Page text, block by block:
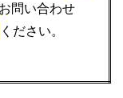
問い合わせ
ください。